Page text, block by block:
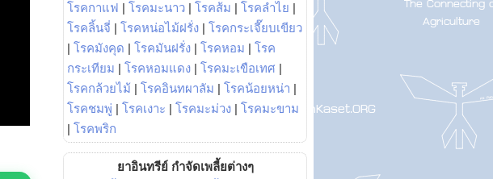
โรคกาแฟ | โรคมะนาว | โรคส้ม | โรคลำไย |
โรคลิ้นจี่ | โรคหน่อไม้ฝรั่ง | โรคกระเจี๊ยบเขียว
| โรคมังคุด | โรคมันฝรั่ง | โรคหอม | โรค
กระเทียม | โรคหอมแดง | โรคมะเขือเทศ |
โรคกล้วยไม้ | โรคอินทผาลัม | โรคน้อยหน่า |
โรคชมพู่ | โรคเงาะ | โรคมะม่วง | โรคมะขาม
| โรคพริก
ยาอินทรีย์ กำจัดเพลี้ยต่างๆ